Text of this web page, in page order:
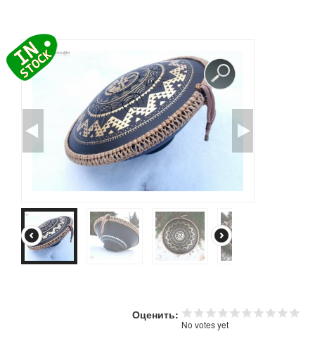
ИНФОРМАЦИЯ
КОНТАКТЫ
МАГАЗИН
АКЦИИ
Оценить:
No votes yet